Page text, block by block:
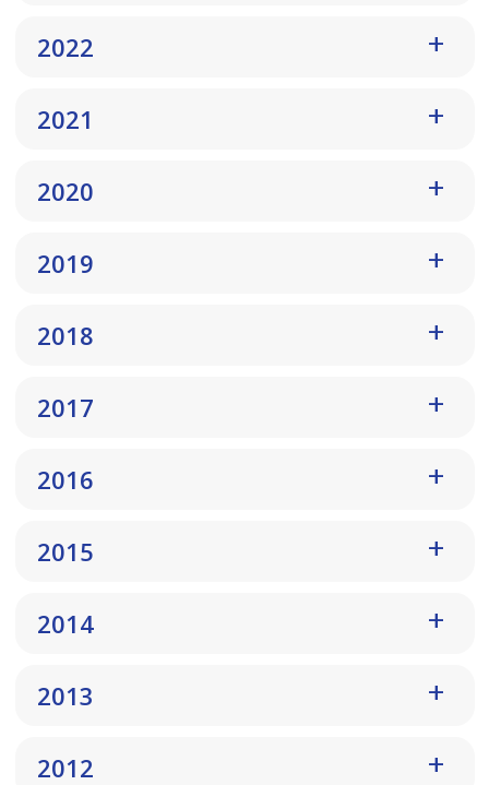
2022
2021
2020
2019
2018
2017
2016
2015
2014
2013
2012